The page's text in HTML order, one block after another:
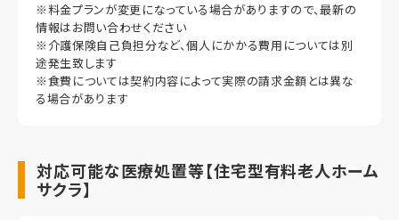
※料金プランが変更になっている場合がありますので、最新の
情報はお問い合わせください
※介護保険自己負担分など、個人にかかる費用については別
途発生致します
※食費については契約内容によって実際の請求金額とは異な
る場合があります
対応可能な医療処置等【住宅型有料老人ホーム
サクラ】